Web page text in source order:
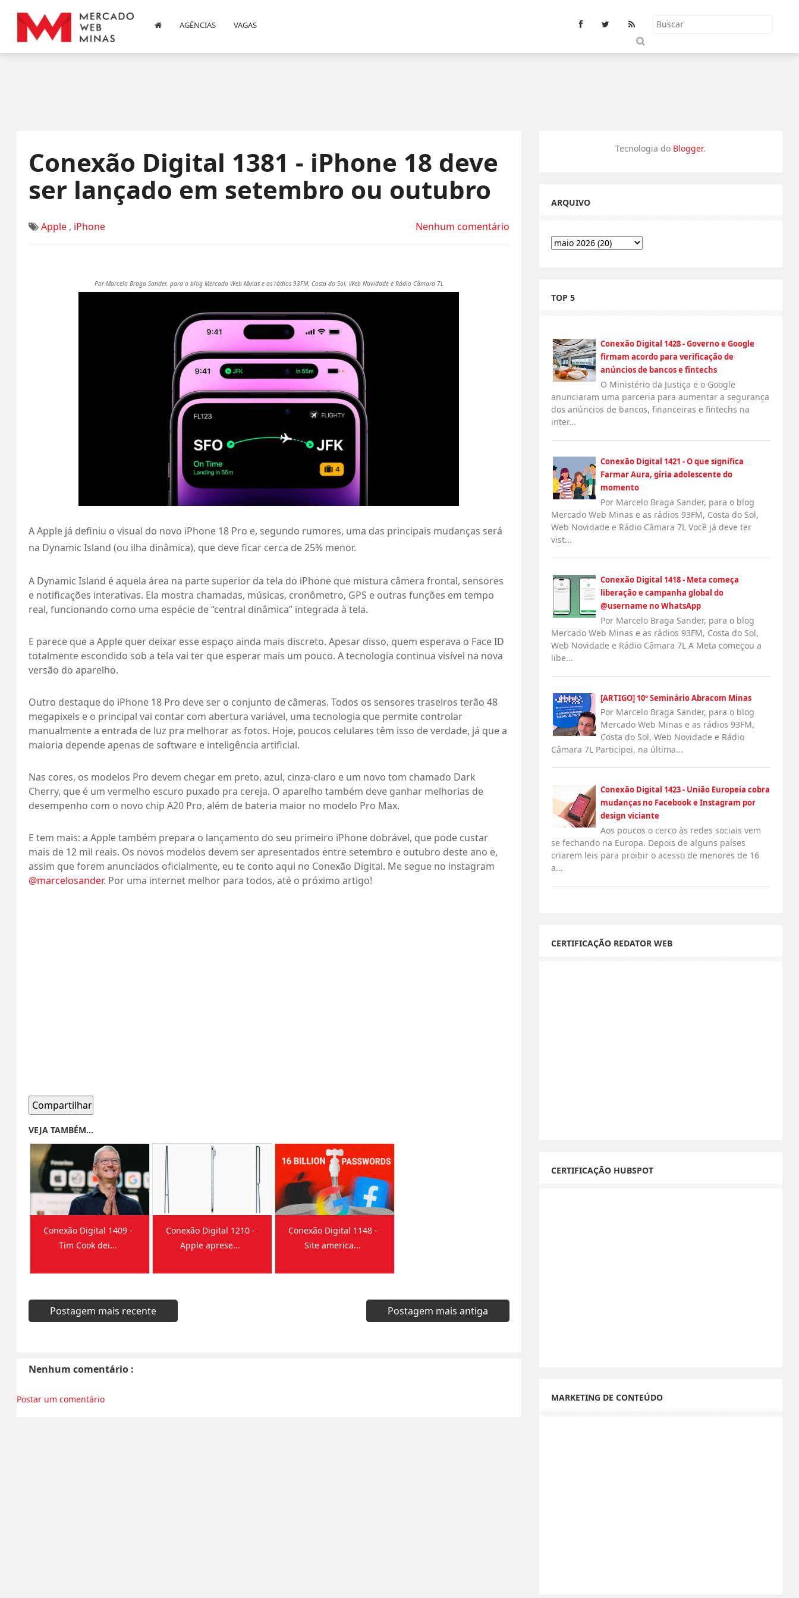
AGÊNCIAS VAGAS
S
u
Conexão Digital 1381 - iPhone 18 deve
ser lançado em setembro ou outubro
Apple , iPhone Nenhum comentário
Por Marcelo Braga Sander, para o blog Mercado Web Minas e as rádios 93FM, Costa do Sol, Web Novidade e Rádio Câmara 7L
A Apple já definiu o visual do novo iPhone 18 Pro e, segundo rumores, uma das principais mudanças será
na Dynamic Island (ou ilha dinâmica), que deve ficar cerca de 25% menor.
A Dynamic Island é aquela área na parte superior da tela do iPhone que mistura câmera frontal, sensores
e notificações interativas. Ela mostra chamadas, músicas, cronômetro, GPS e outras funções em tempo
real, funcionando como uma espécie de “central dinâmica” integrada à tela.
E parece que a Apple quer deixar esse espaço ainda mais discreto. Apesar disso, quem esperava o Face ID
totalmente escondido sob a tela vai ter que esperar mais um pouco. A tecnologia continua visível na nova
versão do aparelho.
Outro destaque do iPhone 18 Pro deve ser o conjunto de câmeras. Todos os sensores traseiros terão 48
megapixels e o principal vai contar com abertura variável, uma tecnologia que permite controlar
manualmente a entrada de luz pra melhorar as fotos. Hoje, poucos celulares têm isso de verdade, já que a
maioria depende apenas de software e inteligência artificial.
Nas cores, os modelos Pro devem chegar em preto, azul, cinza-claro e um novo tom chamado Dark
Cherry, que é um vermelho escuro puxado pra cereja. O aparelho também deve ganhar melhorias de
desempenho com o novo chip A20 Pro, além de bateria maior no modelo Pro Max.
E tem mais: a Apple também prepara o lançamento do seu primeiro iPhone dobrável, que pode custar
mais de 12 mil reais. Os novos modelos devem ser apresentados entre setembro e outubro deste ano e,
assim que forem anunciados oficialmente, eu te conto aqui no Conexão Digital. Me segue no instagram
@marcelosander. Por uma internet melhor para todos, até o próximo artigo!
Compartilhar
VEJA TAMBÉM...
Conexão Digital 1409 -
Tim Cook dei...
Conexão Digital 1210 -
Apple aprese...
Conexão Digital 1148 -
Site america...
Postagem mais recente Postagem mais antiga
Nenhum comentário :
Postar um comentário
Tecnologia do Blogger.
ARQUIVO
TOP 5
Conexão Digital 1428 - Governo e Google
firmam acordo para verificação de
anúncios de bancos e fintechs
O Ministério da Justiça e o Google
anunciaram uma parceria para aumentar a segurança
dos anúncios de bancos, financeiras e fintechs na
inter...
Conexão Digital 1421 - O que significa
Farmar Aura, gíria adolescente do
momento
Por Marcelo Braga Sander, para o blog
Mercado Web Minas e as rádios 93FM, Costa do Sol,
Web Novidade e Rádio Câmara 7L Você já deve ter
vist...
Conexão Digital 1418 - Meta começa
liberação e campanha global do
@username no WhatsApp
Por Marcelo Braga Sander, para o blog
Mercado Web Minas e as rádios 93FM, Costa do Sol,
Web Novidade e Rádio Câmara 7L A Meta começou a
libe...
[ARTIGO] 10º Seminário Abracom Minas
Por Marcelo Braga Sander, para o blog
Mercado Web Minas e as rádios 93FM,
Costa do Sol, Web Novidade e Rádio
Câmara 7L Participei, na última...
Conexão Digital 1423 - União Europeia cobra
mudanças no Facebook e Instagram por
design viciante
Aos poucos o cerco às redes sociais vem
se fechando na Europa. Depois de alguns países
criarem leis para proibir o acesso de menores de 16
a...
CERTIFICAÇÃO REDATOR WEB
CERTIFICAÇÃO HUBSPOT
MARKETING DE CONTEÚDO